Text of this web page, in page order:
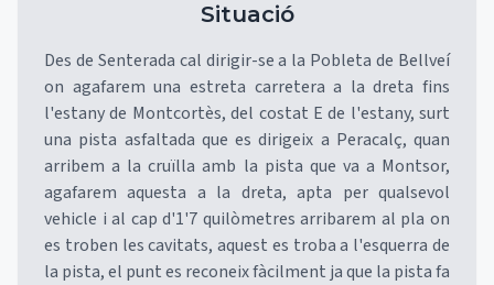
Situació
Des de Senterada cal dirigir-se a la Pobleta de Bellveí
on agafarem una estreta carretera a la dreta fins
l'estany de Montcortès, del costat E de l'estany, surt
una pista asfaltada que es dirigeix a Peracalç, quan
arribem a la cruïlla amb la pista que va a Montsor,
agafarem aquesta a la dreta, apta per qualsevol
vehicle i al cap d'1'7 quilòmetres arribarem al pla on
es troben les cavitats, aquest es troba a l'esquerra de
la pista, el punt es reconeix fàcilment ja que la pista fa